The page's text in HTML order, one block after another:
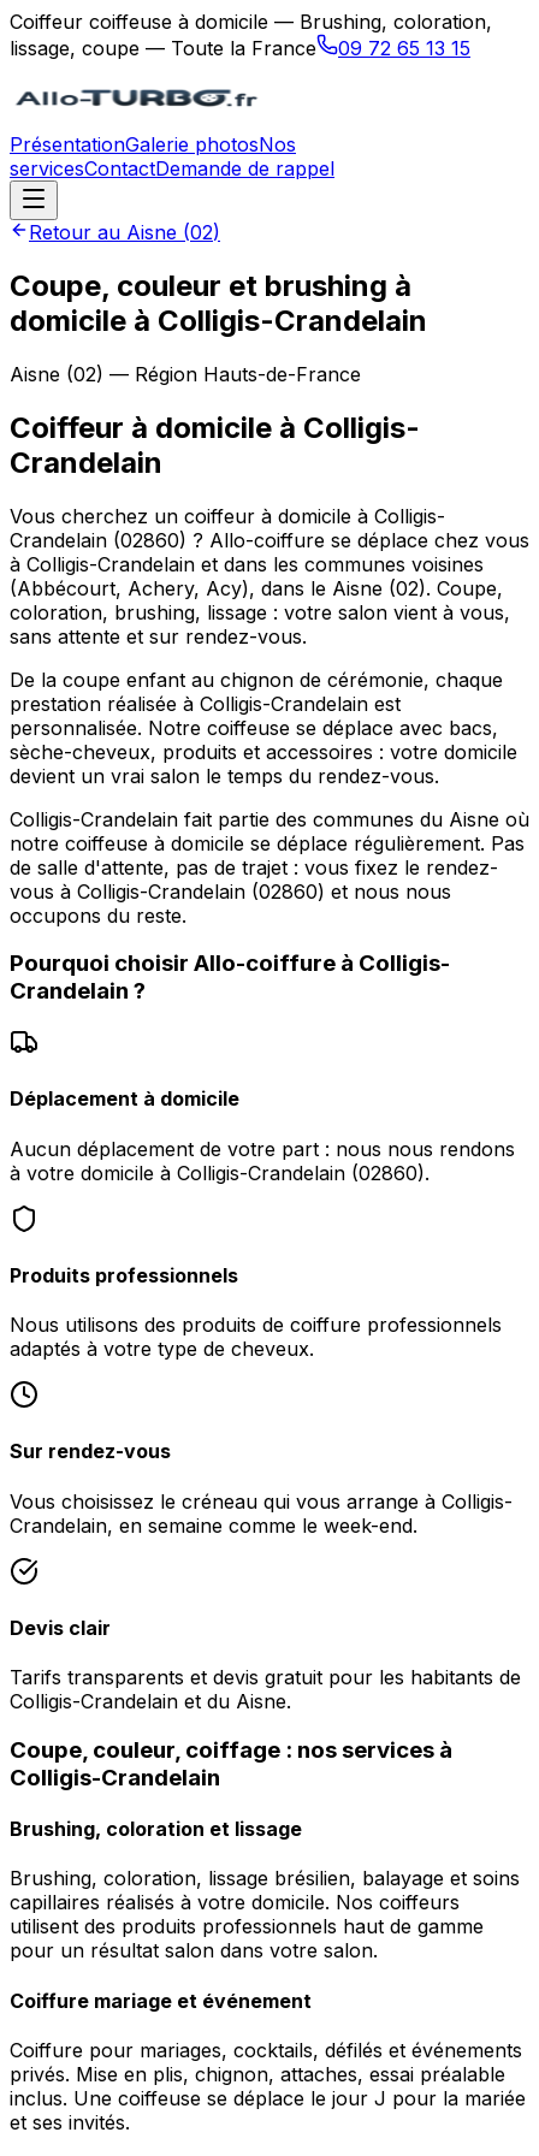
Coiffeur coiffeuse à domicile — Brushing, coloration,
lissage, coupe — Toute la France
09 72 65 13 15
PrésentationGalerie photosNos
servicesContactDemande de rappel
Retour au Aisne (02)
Coupe, couleur et brushing à
domicile à Colligis-Crandelain
Aisne (02) — Région Hauts-de-France
Coiffeur à domicile à Colligis-
Crandelain
Vous cherchez un coiffeur à domicile à Colligis-
Crandelain (02860) ? Allo-coiffure se déplace chez vous
à Colligis-Crandelain et dans les communes voisines
(Abbécourt, Achery, Acy), dans le Aisne (02). Coupe,
coloration, brushing, lissage : votre salon vient à vous,
sans attente et sur rendez-vous.
De la coupe enfant au chignon de cérémonie, chaque
prestation réalisée à Colligis-Crandelain est
personnalisée. Notre coiffeuse se déplace avec bacs,
sèche-cheveux, produits et accessoires : votre domicile
devient un vrai salon le temps du rendez-vous.
Colligis-Crandelain fait partie des communes du Aisne où
notre coiffeuse à domicile se déplace régulièrement. Pas
de salle d'attente, pas de trajet : vous fixez le rendez-
vous à Colligis-Crandelain (02860) et nous nous
occupons du reste.
Pourquoi choisir Allo-coiffure à Colligis-
Crandelain ?
Déplacement à domicile
Aucun déplacement de votre part : nous nous rendons
à votre domicile à Colligis-Crandelain (02860).
Produits professionnels
Nous utilisons des produits de coiffure professionnels
adaptés à votre type de cheveux.
Sur rendez-vous
Vous choisissez le créneau qui vous arrange à Colligis-
Crandelain, en semaine comme le week-end.
Devis clair
Tarifs transparents et devis gratuit pour les habitants de
Colligis-Crandelain et du Aisne.
Coupe, couleur, coiffage : nos services à
Colligis-Crandelain
Brushing, coloration et lissage
Brushing, coloration, lissage brésilien, balayage et soins
capillaires réalisés à votre domicile. Nos coiffeurs
utilisent des produits professionnels haut de gamme
pour un résultat salon dans votre salon.
Coiffure mariage et événement
Coiffure pour mariages, cocktails, défilés et événements
privés. Mise en plis, chignon, attaches, essai préalable
inclus. Une coiffeuse se déplace le jour J pour la mariée
et ses invités.